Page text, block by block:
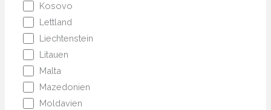
Kosovo
Lettland
Liechtenstein
Litauen
Malta
Mazedonien
Moldavien